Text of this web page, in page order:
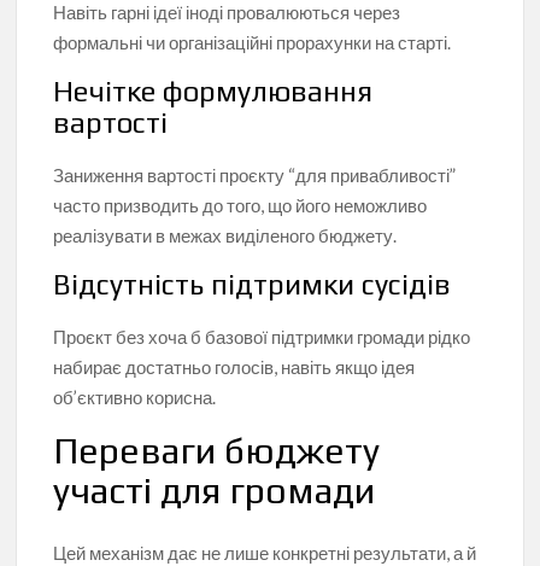
Навіть гарні ідеї іноді провалюються через
формальні чи організаційні прорахунки на старті.
Нечітке формулювання
вартості
Заниження вартості проєкту “для привабливості”
часто призводить до того, що його неможливо
реалізувати в межах виділеного бюджету.
Відсутність підтримки сусідів
Проєкт без хоча б базової підтримки громади рідко
набирає достатньо голосів, навіть якщо ідея
об’єктивно корисна.
Переваги бюджету
участі для громади
Цей механізм дає не лише конкретні результати, а й